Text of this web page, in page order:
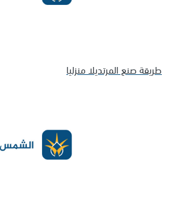
طريقة صنع المرتديلا منزليا